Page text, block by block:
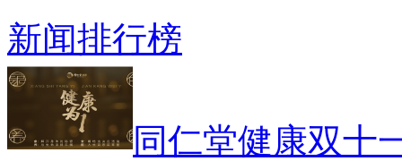
新闻排行榜
同仁堂健康双十